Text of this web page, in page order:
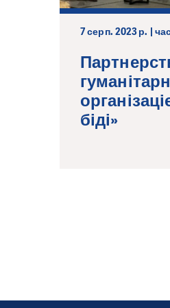
7 серп. 2023 р. |
біді»